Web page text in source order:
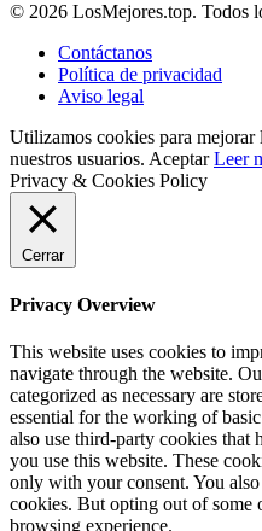
© 2026 LosMejores.top. Todos
Contáctanos
Política de privacidad
Aviso legal
Utilizamos cookies para mejorar
nuestros usuarios. Aceptar Leer
Privacy & Cookies Policy
Cerrar
Privacy Overview
This website uses cookies to
navigate through the website.
categorized as necessary are
essential for the working of
also use third-party cookies that
you use this website. These
only with your consent. You
cookies. But opting out of some
browsing experience.